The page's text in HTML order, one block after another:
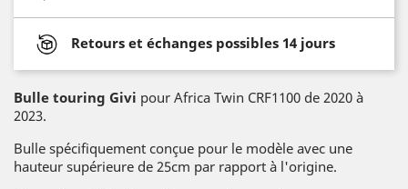
Retours et échanges possibles 14 jours
Bulle touring Givi pour Africa Twin CRF1100 de 2020 à
2023.
Bulle spécifiquement conçue pour le modèle avec une
hauteur supérieure de 25cm par rapport à l'origine.